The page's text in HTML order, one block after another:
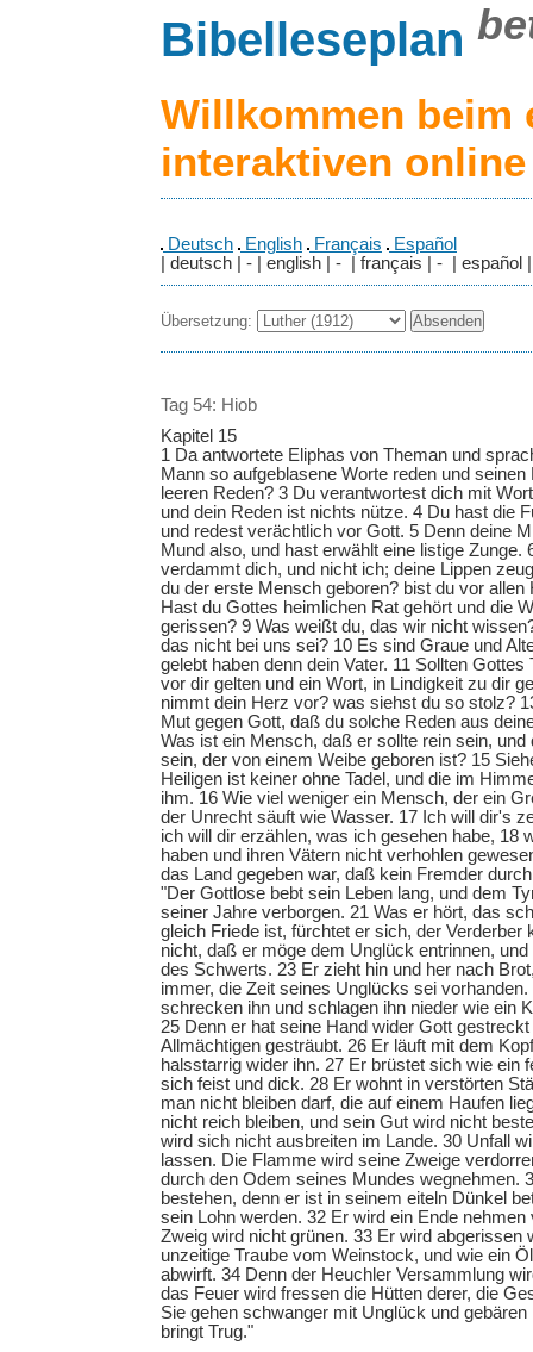
Bibelleseplan
Willkommen beim
interaktiven
Deutsch English Français
Español
| deutsch | - | english | - | français | - | español |
Übersetzung:
Tag 54: Hiob
Kapitel 15
1 Da antwortete Eliphas von Theman und
Mann so aufgeblasene Worte reden und
leeren Reden? 3 Du verantwortest dich mit
und dein Reden ist nichts nütze. 4 Du hast die
und redest verächtlich vor Gott. 5 Denn deine
Mund also, und hast erwählt eine listige Zunge.
verdammt dich, und nicht ich; deine Lippen
du der erste Mensch geboren? bist du vor allen
Hast du Gottes heimlichen Rat gehört und die
gerissen? 9 Was weißt du, das wir nicht
das nicht bei uns sei? 10 Es sind Graue und
gelebt haben denn dein Vater. 11 Sollten Gottes
vor dir gelten und ein Wort, in Lindigkeit zu dir
nimmt dein Herz vor? was siehst du so stolz?
Mut gegen Gott, daß du solche Reden aus
Was ist ein Mensch, daß er sollte rein sein, und
sein, der von einem Weibe geboren ist? 15
Heiligen ist keiner ohne Tadel, und die im
ihm. 16 Wie viel weniger ein Mensch, der ein
der Unrecht säuft wie Wasser. 17 Ich will dir's
ich will dir erzählen, was ich gesehen habe, 18
haben und ihren Vätern nicht verhohlen
das Land gegeben war, daß kein Fremder
"Der Gottlose bebt sein Leben lang, und dem
seiner Jahre verborgen. 21 Was er hört, das
gleich Friede ist, fürchtet er sich, der Verderber
nicht, daß er möge dem Unglück entrinnen,
des Schwerts. 23 Er zieht hin und her nach
immer, die Zeit seines Unglücks sei
schrecken ihn und schlagen ihn nieder wie ein
25 Denn er hat seine Hand wider Gott
Allmächtigen gesträubt. 26 Er läuft mit dem
halsstarrig wider ihn. 27 Er brüstet sich wie ein
sich feist und dick. 28 Er wohnt in verstörten
man nicht bleiben darf, die auf einem Haufen
nicht reich bleiben, und sein Gut wird nicht
wird sich nicht ausbreiten im Lande. 30 Unfall
lassen. Die Flamme wird seine Zweige
durch den Odem seines Mundes wegnehmen.
bestehen, denn er ist in seinem eiteln Dünkel
sein Lohn werden. 32 Er wird ein Ende nehmen
Zweig wird nicht grünen. 33 Er wird abgerissen
unzeitige Traube vom Weinstock, und wie ein
abwirft. 34 Denn der Heuchler Versammlung
das Feuer wird fressen die Hütten derer, die
Sie gehen schwanger mit Unglück und
bringt Trug."